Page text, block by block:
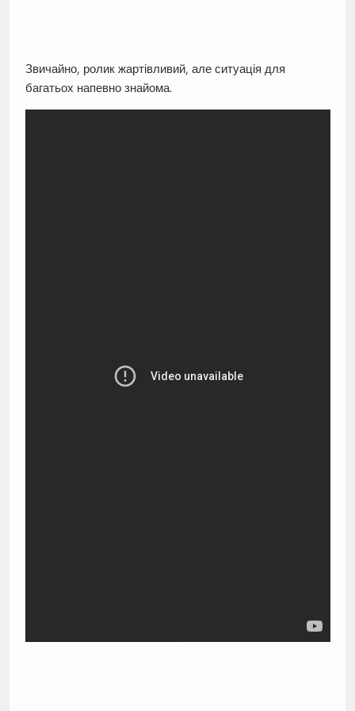
Звичайно, ролик жартівливий, але ситуація для
багатьох напевно знайома.